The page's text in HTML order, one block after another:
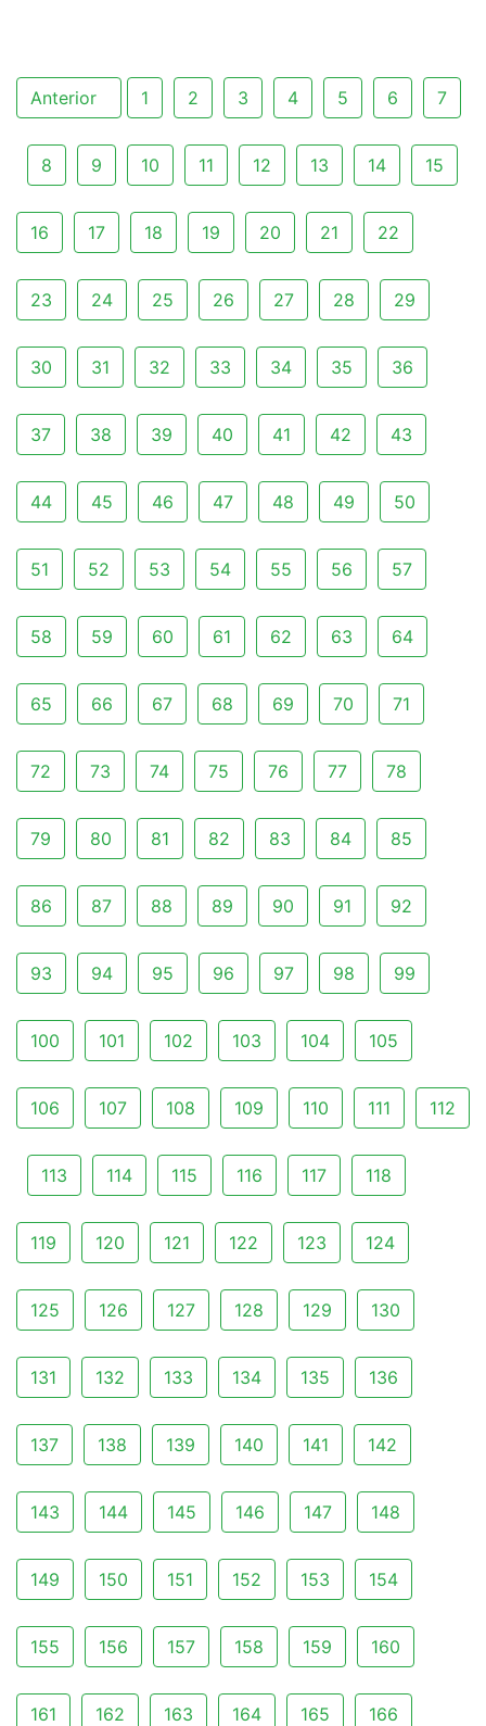
Anterior 1 2 3 4 5 6 7
8 9 10 11 12 13 14 15
16 17 18 19 20 21 22
23 24 25 26 27 28 29
30 31 32 33 34 35 36
37 38 39 40 41 42 43
44 45 46 47 48 49 50
51 52 53 54 55 56 57
58 59 60 61 62 63 64
65 66 67 68 69 70 71
72 73 74 75 76 77 78
79 80 81 82 83 84 85
86 87 88 89 90 91 92
93 94 95 96 97 98 99
100 101 102 103 104 105
106 107 108 109 110 111 112
113 114 115 116 117 118
119 120 121 122 123 124
125 126 127 128 129 130
131 132 133 134 135 136
137 138 139 140 141 142
143 144 145 146 147 148
149 150 151 152 153 154
155 156 157 158 159 160
161 162 163 164 165 166